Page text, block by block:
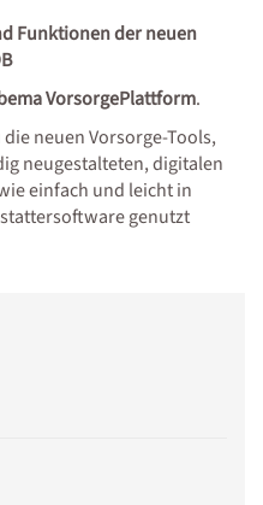
Funktionen der neuen
VorsorgePlattform.
neuen Vorsorge-Tools,
neugestalteten, digitalen
einfach und leicht in
genutzt